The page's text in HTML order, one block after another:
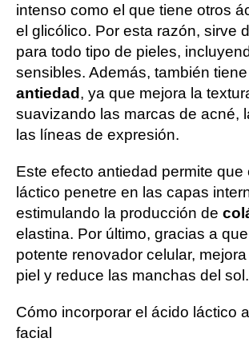
intenso como el que tiene otros
el glicólico. Por esta razón, sirve
para todo tipo de pieles,
sensibles. Además, también
antiedad , ya que mejora la
suavizando las marcas de acné,
las líneas de expresión.
Este efecto antiedad permite que
láctico penetre en las capas
estimulando la producción de
elastina. Por último, gracias a
potente renovador celular,
piel y reduce las manchas del sol.
Cómo incorporar el ácido láctico
facial